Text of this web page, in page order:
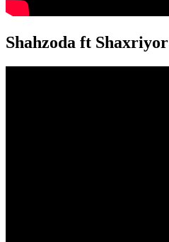
Shahzoda ft Shaxriyor